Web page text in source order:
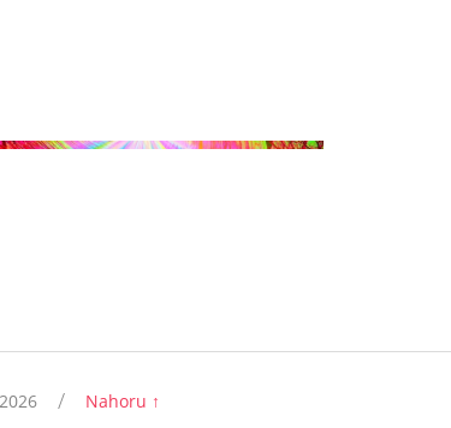
/ Nahoru ↑